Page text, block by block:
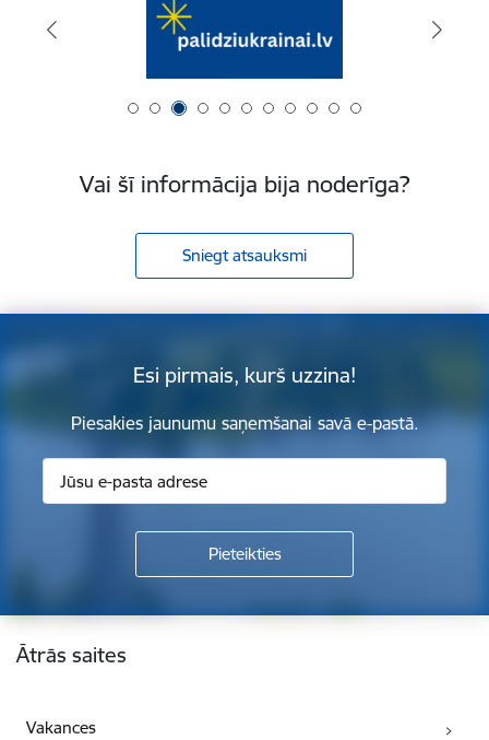
Vai šī informācija bija noderīga?
Sniegt atsauksmi
Esi pirmais, kurš uzzina!
Piesakies jaunumu saņemšanai savā e-pastā.
Kājene
Ātrās saites
Vakances